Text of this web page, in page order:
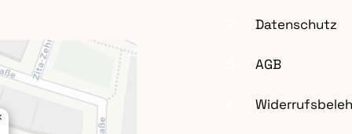
Datenschutz
AGB